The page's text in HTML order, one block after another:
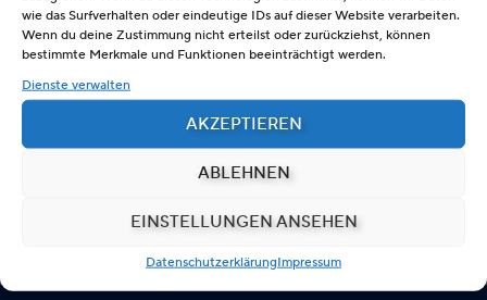
wie das Surfverhalten oder eindeutige IDs auf dieser Website verarbeiten.
Wenn du deine Zustimmung nicht erteilst oder zurückziehst, können
bestimmte Merkmale und Funktionen beeinträchtigt werden.
Dienste verwalten
AKZEPTIEREN
ABLEHNEN
EINSTELLUNGEN ANSEHEN
DatenschutzerklärungImpressum
Kenntnisse in einem anschließenden Master-
Studiengang in Vollzeit – oderauch
Masterstudiengang bietet einen stärkeren Fokus auf
wissenschaftliches Arbeiten und im Bereich der
Forschung. Masterabsolventen erfüllen
grundsätzlich die Voraussetzungen für eine